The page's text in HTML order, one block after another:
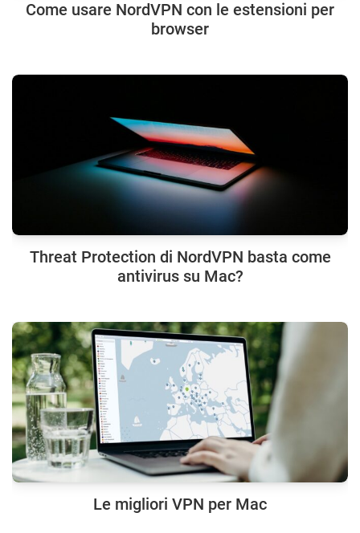
Come usare NordVPN con le estensioni per
browser
Threat Protection di NordVPN basta come
antivirus su Mac?
Le migliori VPN per Mac